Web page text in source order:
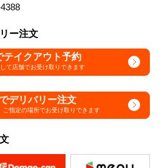
ー注文
テイクアウト予約
て店舗でお受け取りできます
デリバリー注文
ご指定の場所でお受け取りできます